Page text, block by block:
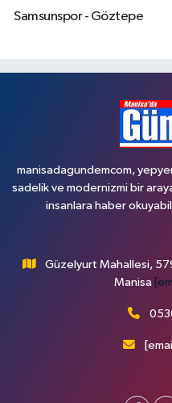
Samsunspor - Göztepe
manisadagundemcom,
sadelik ve modernizmi bir
insanlara haber
Güzelyurt Mahallesi,
Manisa